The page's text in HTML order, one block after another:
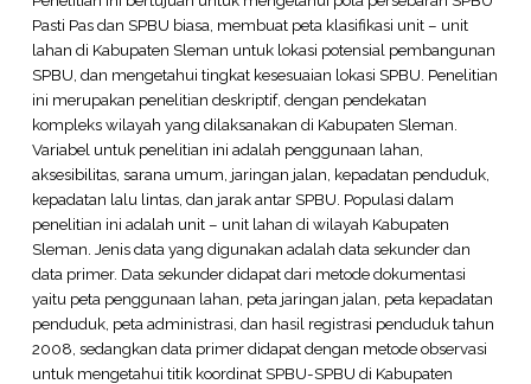
Pasti Pas dan SPBU biasa, membuat peta klasifikasi unit – unit
lahan di Kabupaten Sleman untuk lokasi potensial pembangunan
SPBU, dan mengetahui tingkat kesesuaian lokasi SPBU. Penelitian
ini merupakan penelitian deskriptif, dengan pendekatan
kompleks wilayah yang dilaksanakan di Kabupaten Sleman.
Variabel untuk penelitian ini adalah penggunaan lahan,
aksesibilitas, sarana umum, jaringan jalan, kepadatan penduduk,
kepadatan lalu lintas, dan jarak antar SPBU. Populasi dalam
penelitian ini adalah unit – unit lahan di wilayah Kabupaten
Sleman. Jenis data yang digunakan adalah data sekunder dan
data primer. Data sekunder didapat dari metode dokumentasi
yaitu peta penggunaan lahan, peta jaringan jalan, peta kepadatan
penduduk, peta administrasi, dan hasil registrasi penduduk tahun
2008, sedangkan data primer didapat dengan metode observasi
untuk mengetahui titik koordinat SPBU-SPBU di Kabupaten